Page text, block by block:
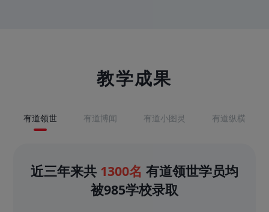
教学成果
有道领世 有道博闻 有道小图灵 有道纵横
近三年来共 1300名 有道领世学员均
被985学校录取